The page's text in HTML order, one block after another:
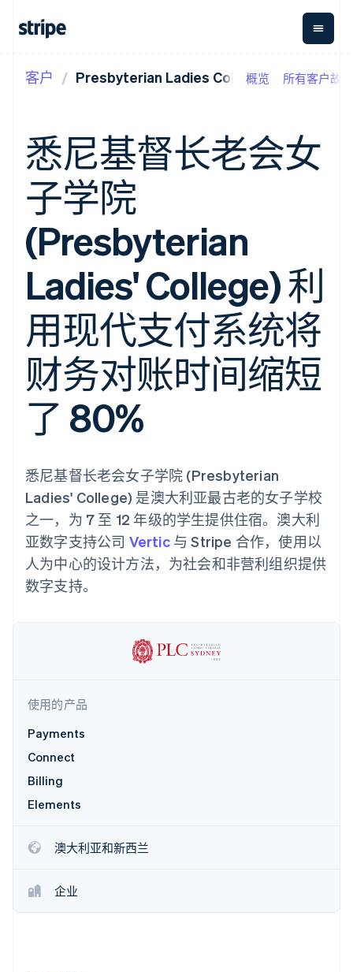
支付
在线支付
Payment links
无代码支付
Checkout
预构建支付界
Elements
灵活的 UI 组件
methods
接入 125+ 种支
付方式
Authorization
Boost
支付成功率优
化
Link
营收
经常性收入
Metronome
按用量计费
一次性或定期
账单
销售税和增值
税自动化
Revenue
Recognition
会计自动化
Stripe Sigma
自定义报告
Data Pipeline
资金管
Global
Payouts
平台
更多
Product roadmap
了解未来规划
Radar
欺诈防范
Atlas
初创企业注册
Climate
按企业阶段
按应用场景
加密货币
电子商务
嵌入式金融
财务自动化
全球化企业
交易市场
资金管理
平台
SaaS
按行业
创作者经济
游戏
酒店、旅游与休闲
保险
媒体与娱乐
非营利组织
专业服务
公共部门
生态系统
文档
库与 SDK
Stripe Apps
指南
接受线上付款
实施预置结账流程
构建平台或交易市场
管理订阅
发行稳定币支持的支付卡
通过智能体配置和管理服
务
资源
开发者博客
API 状态
学习
指南
支持
获取支持
托管支持方案
专业服务
公司
产品路线图
Sessions 年度大会
招聘
资讯中心
Stripe Press
联系
联系销售
成为合作伙伴
客户 Presbyterian Ladies College
概览 所有客户故
悉尼基督长老会女
子学院
(Presbyterian
Ladies' College) 利
用现代支付系统将
财务对账时间缩短
了 80%
悉尼基督长老会女子学院 (Presbyterian
Ladies' College) 是澳大利亚最古老的女子学校
之一，为 7 至 12 年级的学生提供住宿。澳大利
亚数字支持公司 Vertic与 Stripe 合作，使用以
人为中心的设计方法，为社会和非营利组织提供
数字支持。
使用的产品
Payments
Connect
Billing
Elements
澳大利亚和新西兰
企业